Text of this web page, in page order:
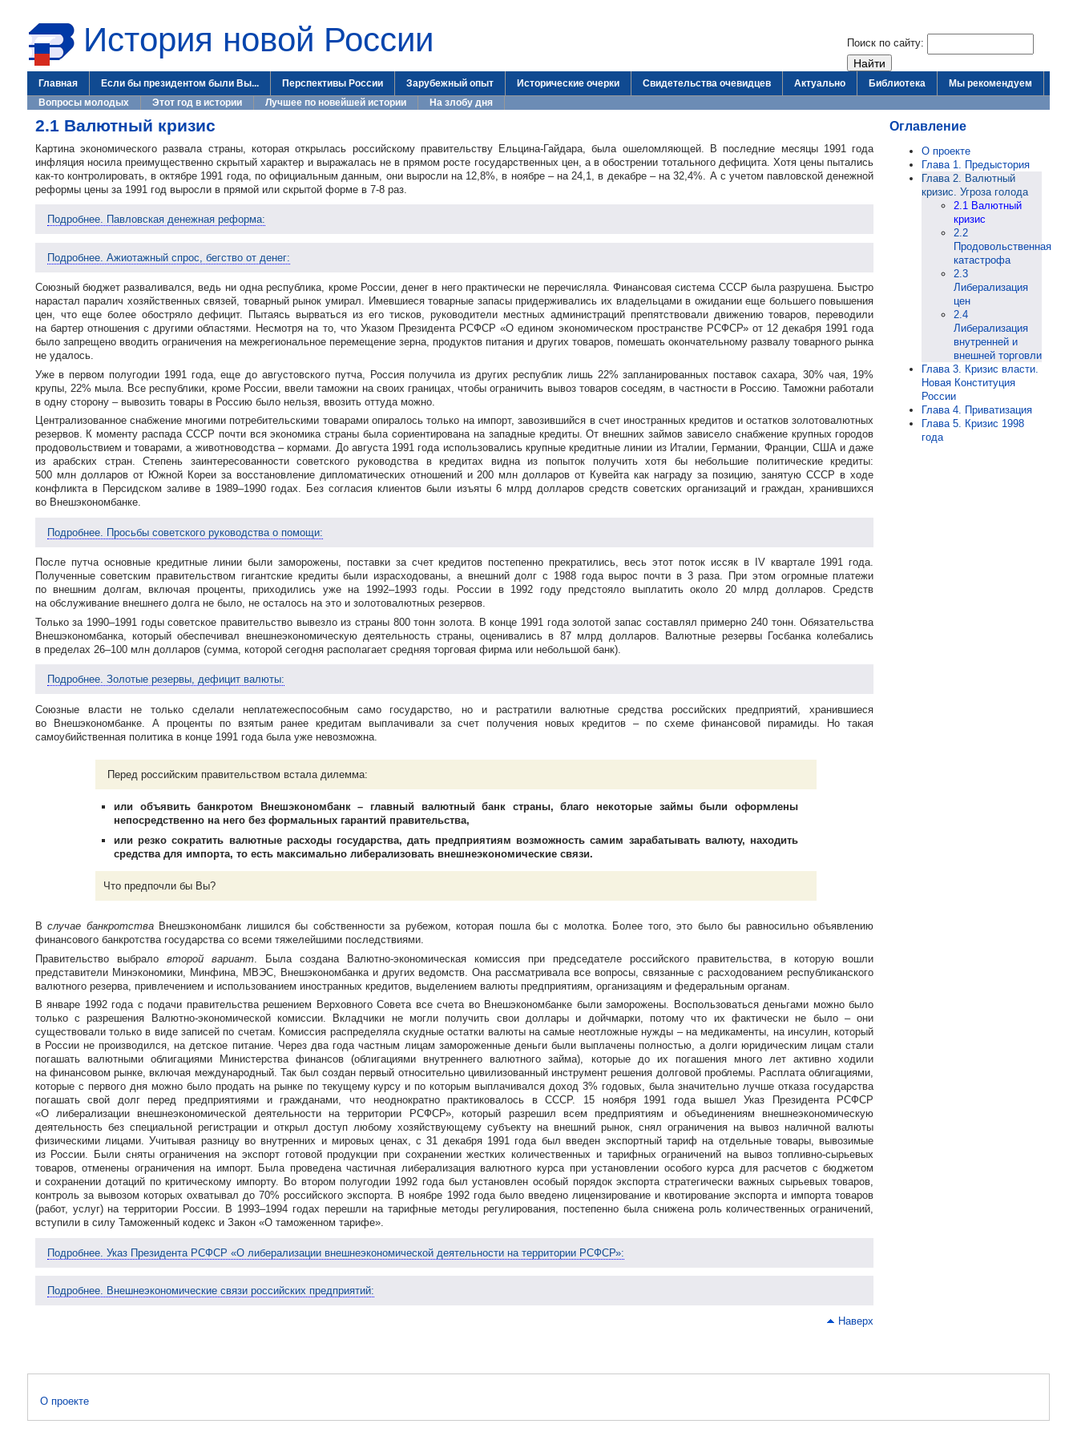
Поиск по сайту:
История новой России
Главная Если бы президентом были Вы... Перспективы России Зарубежный опыт Исторические очерки Свидетельства очевидцев Актуально Библиотека
Мы рекомендуем
Вопросы молодых
Этот год в истории Лучшее по новейшей истории На злобу дня
2.1 Валютный кризис
Картина экономического развала страны, которая открылась российскому правительству Ельцина-Гайдара , была ошеломляющей. В последние месяцы 1991 года
инфляция носила преимущественно скрытый характер и выражалась не в прямом росте государственных цен, а в обострении тотального дефицита. Хотя цены пытались
как-токонтролировать, в октябре 1991 года, по официальным данным, они выросли на 12,8%, в ноябре – на 24,1, в декабре – на 32,4%. А с учетом павловской денежной
реформы цены за 1991 год выросли в прямой или скрытой форме в 7-8 раз.
Подробнее. Павловская денежная реформа:
Подробнее. Ажиотажный спрос, бегство от денег:
Союзный бюджет разваливался, ведь ни одна республика, кроме России, денег в него практически не перечисляла. Финансовая система СССР была разрушена. Быстро
нарастал паралич хозяйственных связей, товарный рынок умирал. Имевшиеся товарные запасы придерживались их владельцами в ожидании еще большего повышения
цен, что еще более обостряло дефицит. Пытаясь вырваться из его тисков, руководители местных администраций препятствовали движению товаров, переводили
на бартер отношения с другими областями. Несмотря на то, что Указом Президента РСФСР «О едином экономическом пространстве РСФСР» от 12 декабря 1991 года
было запрещено вводить ограничения на межрегиональное перемещение зерна, продуктов питания и других товаров, помешать окончательному развалу товарного рынка
не удалось.
Уже в первом полугодии 1991 года, еще до августовского путча, Россия получила из других республик лишь 22% запланированных поставок сахара, 30% чая, 19%
крупы, 22% мыла. Все республики, кроме России, ввели таможни на своих границах, чтобы ограничить вывоз товаров соседям, в частности в Россию. Таможни работали
в одну сторону – вывозить товары в Россию было нельзя, ввозить оттуда можно.
Централизованное снабжение многими потребительскими товарами опиралось только на импорт, завозившийся в счет иностранных кредитов и остатков золотовалютных
резервов. К моменту распада СССР почти вся экономика страны была сориентирована на западные кредиты. От внешних займов зависело снабжение крупных городов
продовольствием и товарами, а животноводства – кормами. До августа 1991 года использовались крупные кредитные линии из Италии, Германии, Франции, США и даже
из арабских стран. Степень заинтересованности советского руководства в кредитах видна из попыток получить хотя бы небольшие политические кредиты:
500 млн долларов от Южной Кореи за восстановление дипломатических отношений и 200 млн долларов от Кувейта как награду за позицию, занятую СССР в ходе
конфликта в Персидском заливе в 1989–1990 годах. Без согласия клиентов были изъяты 6 млрд долларов средств советских организаций и граждан, хранившихся
во Внешэкономбанке.
Подробнее. Просьбы советского руководства о помощи:
После путча основные кредитные линии были заморожены, поставки за счет кредитов постепенно прекратились, весь этот поток иссяк в IV квартале 1991 года.
Полученные советским правительством гигантские кредиты были израсходованы, а внешний долг с 1988 года вырос почти в 3 раза. При этом огромные платежи
по внешним долгам, включая проценты, приходились уже на 1992–1993 годы. России в 1992 году предстояло выплатить около 20 млрд долларов. Средств
на обслуживание внешнего долга не было, не осталось на это и золотовалютных резервов.
Только за 1990–1991 годы советское правительство вывезло из страны 800 тонн золота. В конце 1991 года золотой запас составлял примерно 240 тонн. Обязательства
Внешэкономбанка, который обеспечивал внешнеэкономическую деятельность страны, оценивались в 87 млрд долларов. Валютные резервы Госбанка колебались
в пределах 26–100 млн долларов (сумма, которой сегодня располагает средняя торговая фирма или небольшой банк).
Подробнее. Золотые резервы, дефицит валюты:
Союзные власти не только сделали неплатежеспособным само государство, но и растратили валютные средства российских предприятий, хранившиеся
во Внешэкономбанке. А проценты по взятым ранее кредитам выплачивали за счет получения новых кредитов – по схеме финансовой пирамиды. Но такая
самоубийственная политика в конце 1991 года была уже невозможна.
Перед российским правительством встала дилемма:
или объявить банкротом Внешэкономбанк – главный валютный банк страны, благо некоторые займы были оформлены
непосредственно на него без формальных гарантий правительства,
или резко сократить валютные расходы государства, дать предприятиям возможность самим зарабатывать валюту, находить
средства для импорта, то есть максимально либерализовать внешнеэкономические связи.
Что предпочли бы Вы?
Вслучае банкротстваВнешэкономбанк лишился бы собственности за рубежом, которая пошла бы с молотка. Более того, это было бы равносильно объявлению
финансового банкротства государства со всеми тяжелейшими последствиями.
Правительство выбрало второй вариант. Была создана Валютно-экономическаякомиссия при председателе российского правительства, в которую вошли
представители Минэкономики, Минфина, МВЭС, Внешэкономбанка и других ведомств. Она рассматривала все вопросы, связанные с расходованием республиканского
валютного резерва, привлечением и использованием иностранных кредитов, выделением валюты предприятиям, организациям и федеральным органам.
В январе 1992 года с подачи правительства решением Верховного Совета все счета во Внешэкономбанке были заморожены. Воспользоваться деньгами можно было
только с разрешения
Валютно-экономическойкомиссии. Вкладчики не могли получить свои доллары и дойчмарки, потому что их фактически не было – они
существовали только в виде записей по счетам. Комиссия распределяла скудные остатки валюты на самые неотложные нужды – на медикаменты, на инсулин, который
в России не производился, на детское питание. Через два года частным лицам замороженные деньги были выплачены полностью, а долги юридическим лицам стали
погашать валютными облигациями Министерства финансов (облигациями внутреннего валютного займа), которые до их погашения много лет активно ходили
на финансовом рынке, включая международный. Так был создан первый относительно цивилизованный инструмент решения долговой проблемы. Расплата облигациями,
которые с первого дня можно было продать на рынке по текущему курсу и по которым выплачивался доход 3% годовых, была значительно лучше отказа государства
погашать свой долг перед предприятиями и гражданами, что неоднократно практиковалось в СССР. 15 ноября 1991 года вышел Указ Президента РСФСР
«О либерализации внешнеэкономической деятельности на территории РСФСР», который разрешил всем предприятиям и объединениям внешнеэкономическую
деятельность без специальной регистрации и открыл доступ любому хозяйствующему субъекту на внешний рынок, снял ограничения на вывоз наличной валюты
физическими лицами. Учитывая разницу во внутренних и мировых ценах, с 31 декабря 1991 года был введен экспортный тариф на отдельные товары, вывозимые
из России. Были сняты ограничения на экспорт готовой продукции при сохранении жестких количественных и тарифных ограничений на вывозтопливно-сырьевых
товаров, отменены ограничения на импорт. Была проведена частичная либерализация валютного курса при установлении особого курса для расчетов с бюджетом
и сохранении дотаций по критическому импорту. Во втором полугодии 1992 года был установлен особый порядок экспорта стратегически важных сырьевых товаров,
контроль за вывозом которых охватывал до 70% российского экспорта. В ноябре 1992 года было введено лицензирование и квотирование экспорта и импорта товаров
(работ, услуг) на территории России. В 1993–1994 годах перешли на тарифные методы регулирования, постепенно была снижена роль количественных ограничений,
вступили в силу Таможенный кодекс и Закон «О таможенном тарифе».
Подробнее. Указ Президента РСФСР «О либерализации внешнеэкономической деятельности на территории РСФСР»:
Подробнее. Внешнеэкономические связи российских предприятий:
Наверх
Оглавление
О проекте
Глава 1. Предыстория
Глава 2. Валютный
кризис. Угроза голода
2.1 Валютный
кризис
2.2
Продовольственная
катастрофа
2.3
Либерализация
цен
2.4
Либерализация
внутренней и
внешней торговли
Глава 3. Кризис власти.
Новая Конституция
России
Глава 4. Приватизация
Глава 5. Кризис 1998
года
О проекте